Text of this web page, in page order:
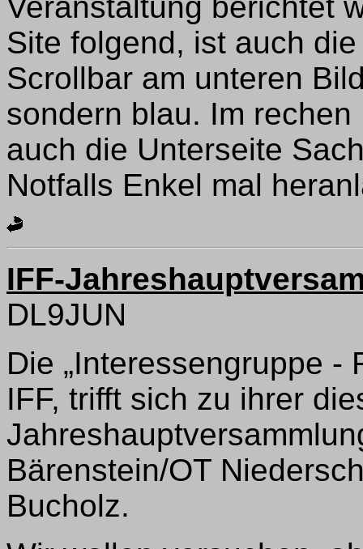
Site folgend, ist auch
Scrollbar am unteren
sondern blau. Im
auch die Unterseite
Notfalls Enkel mal
IFF-
DL9JUN
Die „Interessengruppe -
IFF, trifft sich zu ihrer
Bärenstein/OT
Bucholz.